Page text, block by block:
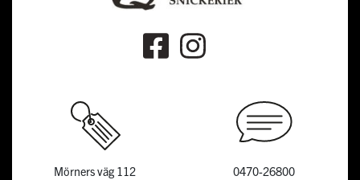
Mörners väg 112
0470-26800